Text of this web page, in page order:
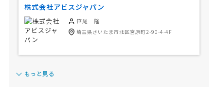
株式会社アビスジャパン
笹尾 隆
埼玉県さいたま市北区宮原町2-90-4-4F
もっと見る